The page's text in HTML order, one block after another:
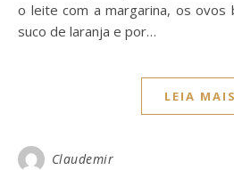
o leite com a margarina, os ovos
suco de laranja e por…
LEIA MAIS
Claudemir